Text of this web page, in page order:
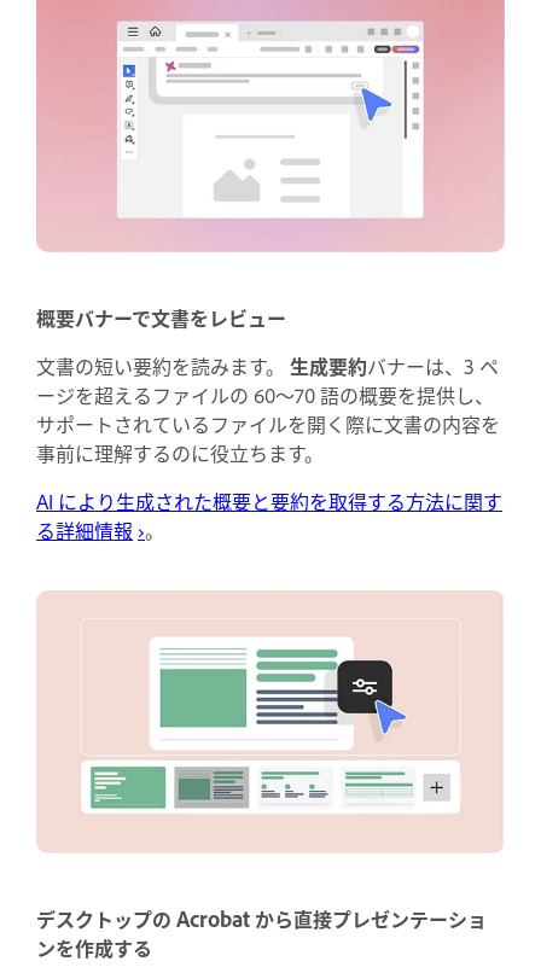
概要バナーで文書をレビュー
文書の短い要約を読みます。 生成要約バナーは、3 ペ
ージを超えるファイルの 60～70 語の概要を提供し、
サポートされているファイルを開く際に文書の内容を
事前に理解するのに役立ちます。
AI により生成された概要と要約を取得する方法に関す
る詳細情報 ›。
デスクトップの Acrobat から直接プレゼンテーショ
ンを作成する